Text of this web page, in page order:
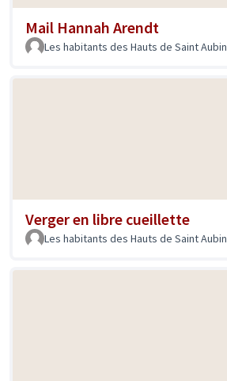
Mail Hannah Arendt
Les habitants des Hauts de Saint Aubin
Verger en libre cueillette
Les habitants des Hauts de Saint Aubin